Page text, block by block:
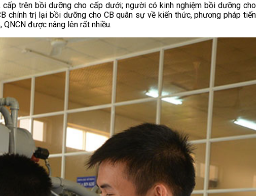
trên bồi dưỡng cho cấp dưới; người có kinh nghiệm bồi dưỡng cho
chính trị lại bồi dưỡng cho CB quân sự về kiến thức, phương pháp tiến
được nâng lên rất nhiều.